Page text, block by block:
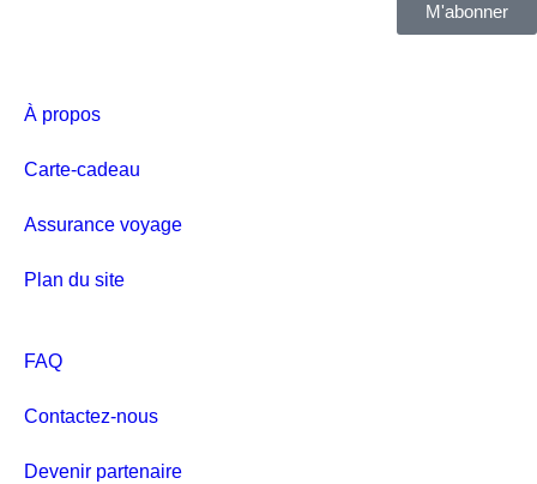
M'abonner
À propos
Carte-cadeau
Assurance voyage
Plan du site
FAQ
Contactez-nous
Devenir partenaire